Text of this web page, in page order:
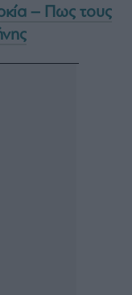
– Πως τους